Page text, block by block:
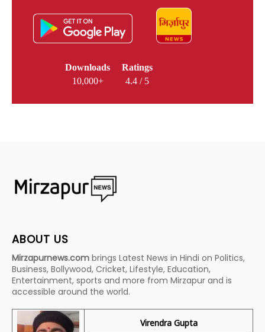
Downloads
10,000+
Ratings
4.4 / 5
ABOUT US
Mirzapurnews.com brings Latest News in Hindi on Politics,
Business, Bollywood, Cricket, Lifestyle, Education,
Entertainment, sports and more from Mirzapur and is
accessible around the world.
Virendra Gupta